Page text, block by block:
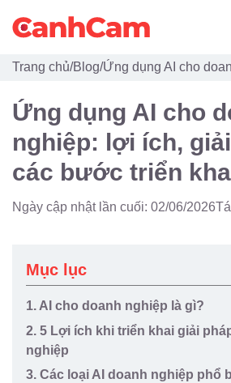
Trang Chủ
Giới Thiệu
Thiết Kế Website
Đã Thiết Kế
Quy Trình
Blog
Trang chủ/Blog/Ứng dụng AI cho
Ứng dụng AI cho
nghiệp: lợi ích,
các bước triển
Ngày cập nhật lần cuối: 02/06/2026
Mục lục
1. AI cho doanh nghiệp là gì?
2. 5 Lợi ích khi triển khai giải
nghiệp
3. Các loại AI doanh nghiệp phổ